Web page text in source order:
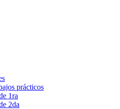
prácticos
1ra
2da